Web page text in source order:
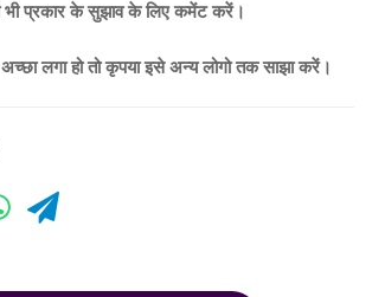
भी प्रकार के सुझाव के लिए कमेंट करें।
लगा हो तो कृपया इसे अन्य लोगो तक साझा करें।